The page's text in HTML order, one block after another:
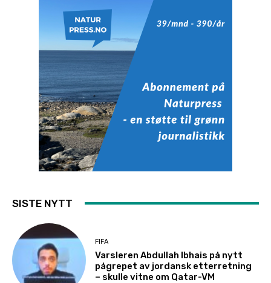
SISTE NYTT
FIFA
Varsleren Abdullah Ibhais på nytt
pågrepet av jordansk etterretning
– skulle vitne om Qatar-VM